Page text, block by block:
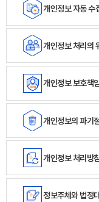
개인정보 자동 수
개인정보 처리의
개인정보 보호책
개인정보의 파기
개인정보 처리방
정보주체와 법정